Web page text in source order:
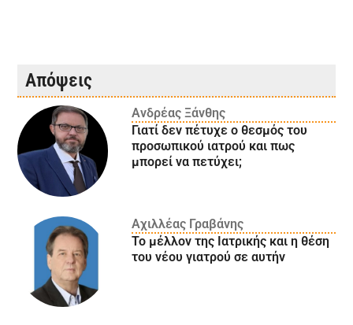
Απόψεις
Ανδρέας Ξάνθης
Γιατί δεν πέτυχε ο θεσμός του
προσωπικού ιατρού και πως
μπορεί να πετύχει;
Αχιλλέας Γραβάνης
Το μέλλον της Ιατρικής και η θέση
του νέου γιατρού σε αυτήν